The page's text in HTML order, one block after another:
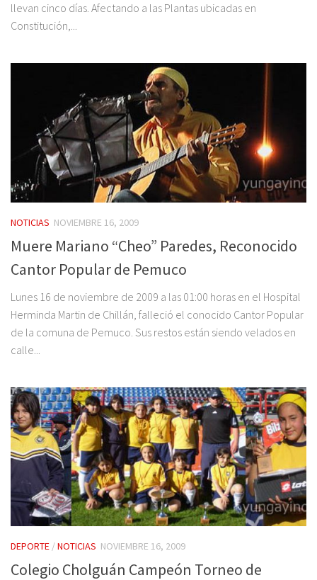
llevan cinco días. Afectando a las Plantas ubicadas en
Constitución,...
NOTICIAS NOVIEMBRE 16, 2009
Muere Mariano “Cheo” Paredes, Reconocido
Cantor Popular de Pemuco
Lunes 16 de noviembre de 2009 a las 01:00 horas en el Hospital
Herminda Martin de Chillán, falleció el conocido Cantor Popular
de la comuna de Pemuco. Sus restos están siendo velados en
calle...
DEPORTE /NOTICIAS NOVIEMBRE 16, 2009
Colegio Cholguán Campeón Torneo de